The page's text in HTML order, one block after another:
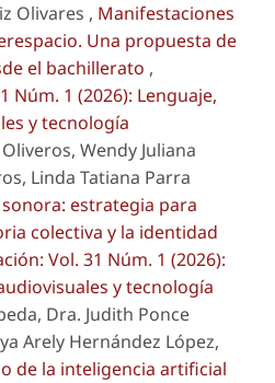
Olivares , Manifestaciones
Una propuesta de
el bachillerato ,
Núm. 1 (2026): Lenguaje,
y tecnología
Wendy Juliana
Linda Tatiana Parra
estrategia para
colectiva y la identidad
Vol. 31 Núm. 1 (2026):
y tecnología
Dra. Judith Ponce
Arely Hernández López,
de la inteligencia artificial